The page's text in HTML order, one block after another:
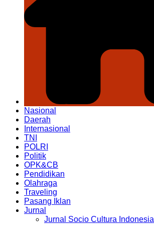
Nasional
Daerah
Internasional
TNI
POLRI
Politik
OPK&CB
Pendidikan
Olahraga
Traveling
Pasang Iklan
Jurnal
Jurnal Socio Cultura Indonesia